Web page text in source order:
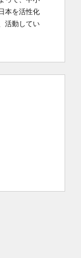
本を活性化
活動してい